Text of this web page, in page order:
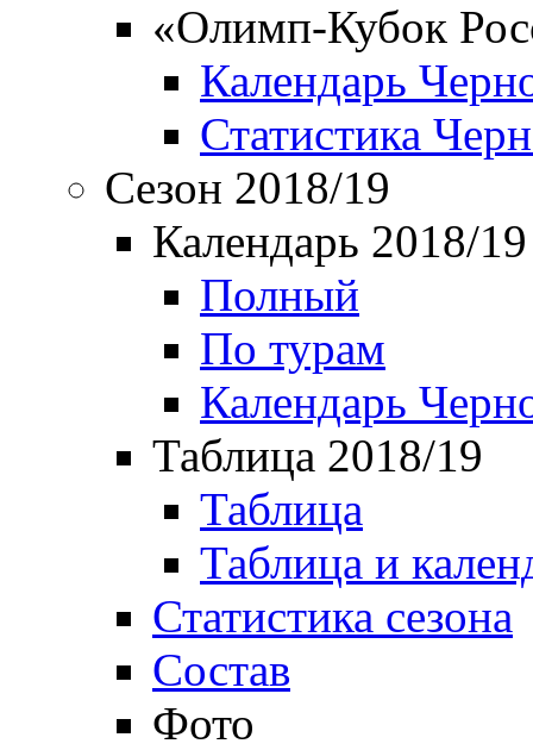
«Олимп-Кубок
Календарь
Статистика
Сезон 2018/19
Календарь 2018/19
Полный
По турам
Календарь
Таблица 2018/19
Таблица
Таблица и
Статистика сезона
Состав
Фото